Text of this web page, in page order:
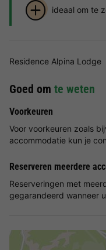
ideaal om te
Residence Alpina Lodge
Goed om te weten
Voorkeuren
Voor voorkeuren zoals
accommodatie kun je
Reserveren meerdere
Reserveringen met
gegarandeerd wanneer